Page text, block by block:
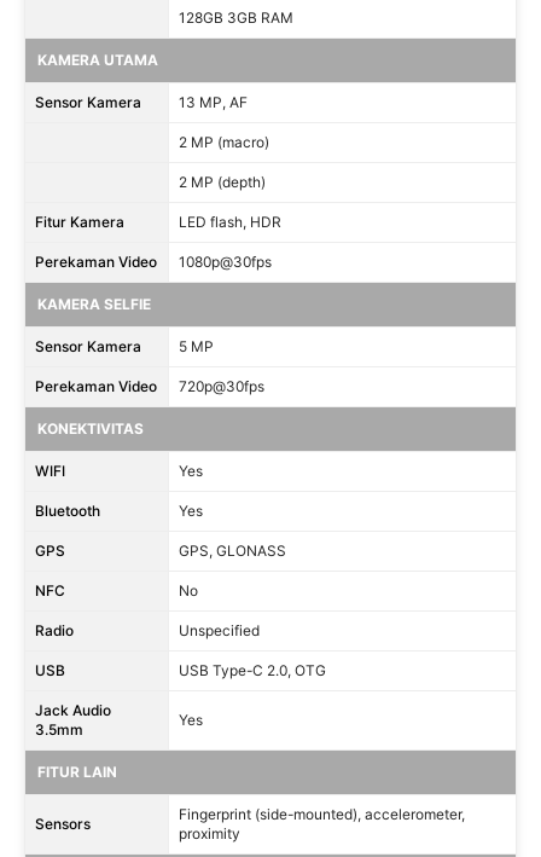
128GB 3GB RAM
KAMERA UTAMA
Sensor Kamera 13 MP, AF
2 MP (macro)
2 MP (depth)
Fitur Kamera LED flash, HDR
Perekaman Video 1080p@30fps
KAMERA SELFIE
Sensor Kamera 5 MP
Perekaman Video 720p@30fps
KONEKTIVITAS
WIFI Yes
Bluetooth Yes
GPS GPS, GLONASS
NFC No
Radio Unspecified
USB USB Type-C 2.0, OTG
Jack Audio
3.5mm
Yes
FITUR LAIN
Sensors
Fingerprint (side-mounted), accelerometer,
proximity